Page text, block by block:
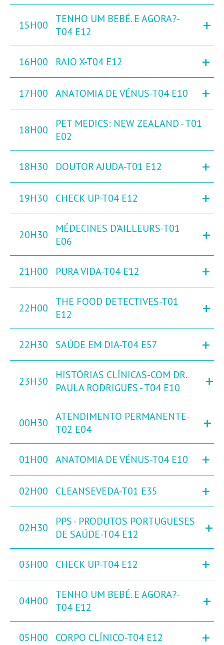
15H00
TENHO UM BEBÉ. E AGORA?-
T04 E12
+
16H00 RAIO X-T04 E12 +
17H00 ANATOMIA DE VÉNUS-T04 E10 +
18H00
PET MEDICS: NEW ZEALAND - T01
E02
18H30 DOUTOR AJUDA-T01 E12 +
19H30 CHECK UP-T04 E12 +
20H30
MÉDECINES D'AILLEURS-T01
E06
+
21H00 PURA VIDA-T04 E12 +
22H00
THE FOOD DETECTIVES-T01
E12
+
22H30 SAÚDE EM DIA-T04 E57 +
23H30
HISTÓRIAS CLÍNICAS-COM DR.
PAULA RODRIGUES - T04 E10
+
00H30
ATENDIMENTO PERMANENTE-
T02 E04
+
01H00 ANATOMIA DE VÉNUS-T04 E10 +
02H00 CLEANSEVEDA-T01 E35 +
02H30
PPS - PRODUTOS PORTUGUESES
DE SAÚDE-T04 E12
+
03H00 CHECK UP-T04 E12 +
04H00
TENHO UM BEBÉ. E AGORA?-
T04 E12
+
05H00 CORPO CLÍNICO-T04 E12 +